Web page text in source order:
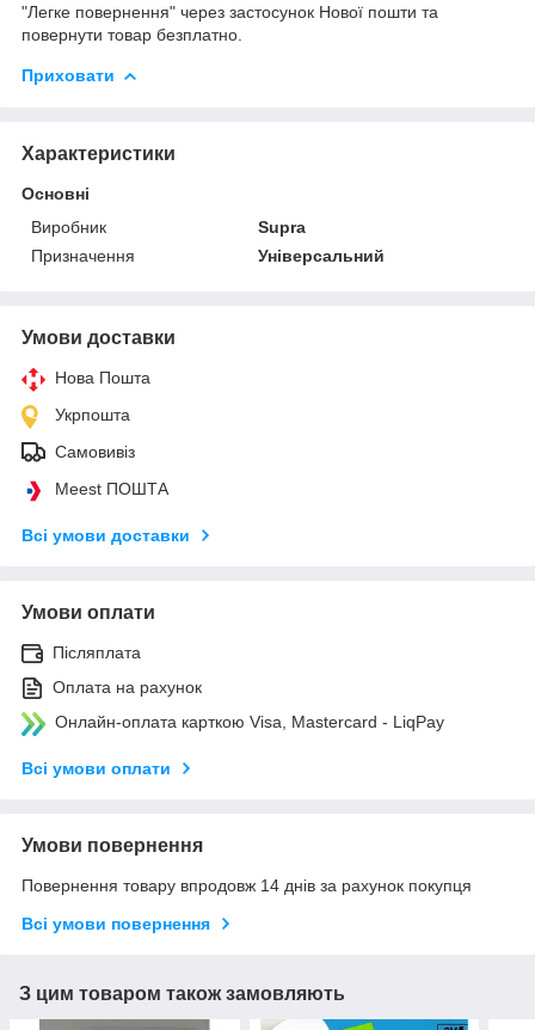
"Легке повернення" через застосунок Нової пошти та
повернути товар безплатно.
Приховати
Характеристики
Основні
Виробник
Supra
Призначення
Універсальний
Умови доставки
Нова Пошта
Укрпошта
Самовивіз
Meest ПОШТА
Всі умови доставки
Умови оплати
Післяплата
Оплата на рахунок
Онлайн-оплата карткою Visa, Mastercard - LiqPay
Всі умови оплати
Умови повернення
Повернення товару впродовж 14 днів за рахунок покупця
Всі умови повернення
З цим товаром також замовляють